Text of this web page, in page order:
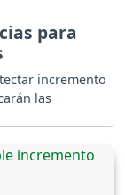
para
incremento
las